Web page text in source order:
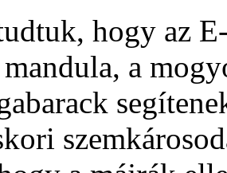
hogy az
a